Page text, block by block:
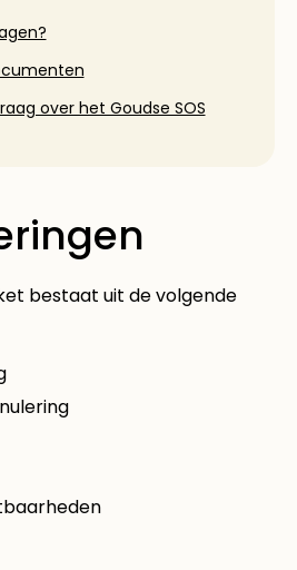
over het Goudse SOS
bestaat uit de volgende